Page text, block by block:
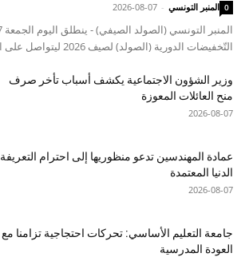
المنبر التونسي -
2026-08-07 0
التّخفيضات الدورية (الصولد) لصيف 2026 ليتواصل على امتداد ستة اسابيع.
وزير الشؤون الاجتماعية يكشف أسباب تأخر صرف
منح العائلات المعوزة
2026-08-07
عمادة المهندسين تدعو منظوريها إلى احترام التعريفة
الدنيا المعتمدة
2026-08-07
جامعة التعليم الأساسي: تحركات احتجاجية تزامنا مع
العودة المدرسية